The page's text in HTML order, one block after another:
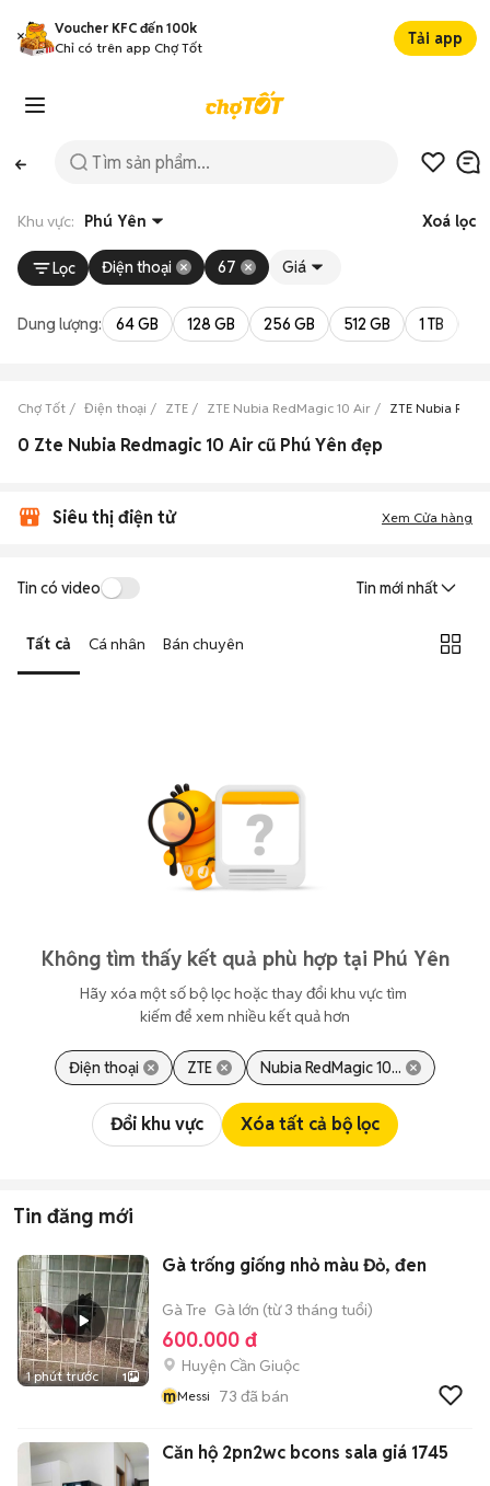
Voucher KFC đến 100k
Chỉ có trên app Chợ Tốt
Tải app
Khu vực: Phú Yên Xoá lọc
Lọc Điện thoại 67 Giá
Dung lượng: 64 GB 128 GB 256 GB 512 GB 1 TB
Chợ Tốt Điện thoại ZTE ZTE Nubia RedMagic 10 Air ZTE Nubia
0 Zte Nubia Redmagic 10 Air cũ Phú Yên đẹp
Siêu thị điện tử Xem Cửa hàng
Tin có video Tin mới nhất
Tất cả Cá nhân Bán chuyên
Không tìm thấy kết quả phù hợp tại Phú Yên
Hãy xóa một số bộ lọc hoặc thay đổi khu vực tìm
kiếm để xem nhiều kết quả hơn
Điện thoại ZTE Nubia RedMagic 10...
Đổi khu vực Xóa tất cả bộ lọc
Tin đăng mới
1 phút trước 1
Gà trống giống nhỏ màu Đỏ, đen
Gà Tre Gà lớn (từ 3 tháng tuổi)
600.000 đ
Huyện Cần Giuộc
mMessi 73 đã bán
Căn hộ 2pn2wc bcons sala giá 1745